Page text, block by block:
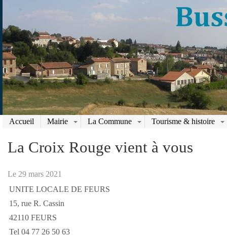
Accueil Mairie La Commune Tourisme & histoire
La Croix Rouge vient à vous
Le 29 mars 2021
UNITE LOCALE DE FEURS
15, rue R. Cassin
42110 FEURS
Tel 04 77 26 50 63